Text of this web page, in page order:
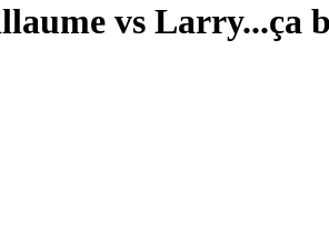
vs Larry...ça